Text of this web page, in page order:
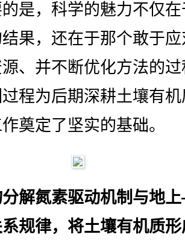
是，科学的魅力不仅
结果，还在于那个敢于
、并不断优化方法的
程为后期深耕土壤有
奠定了坚实的基础。
解氮素驱动机制与地
规律，将土壤有机质